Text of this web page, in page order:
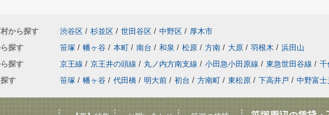
から探す 渋谷区 / 杉並区 / 世田谷区 / 中野区 / 厚木市
探す
笹塚 / 幡ヶ谷 / 本町 / 南台 / 和泉 / 松原 / 方南 / 大原 / 羽根木 / 浜田山
探す
京王線 / 京王井の頭線 / 丸ノ内方南支線 / 小田急小田原線 / 東急世田谷線 / 千
す
笹塚 / 幡ヶ谷 / 代田橋 / 明大前 / 初台 / 方南町 / 東松原 / 下高井戸 / 中野富士